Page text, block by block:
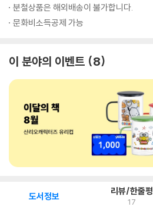
분철상품은 해외배송이 불가합니다.
문화비소득공제 가능
이 분야의 이벤트 8
도서정보 리뷰/한줄평
17